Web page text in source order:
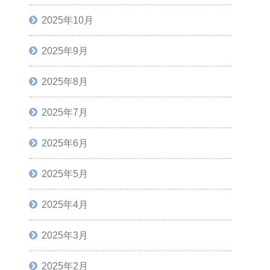
2025年10月
2025年9月
2025年8月
2025年7月
2025年6月
2025年5月
2025年4月
2025年3月
2025年2月